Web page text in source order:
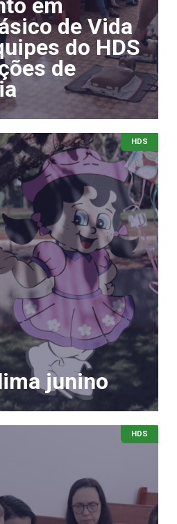
em
de Vida
do HDS
de
HDS
junino
HDS